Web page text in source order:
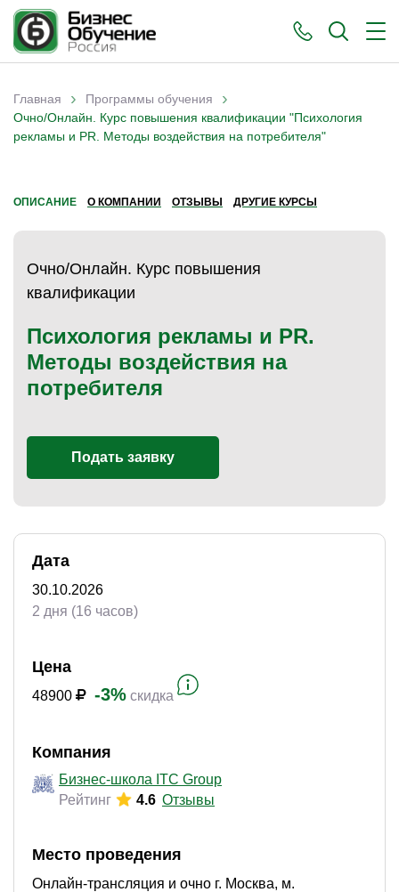
Вы здесь
Главная › Программы обучения ›
Очно/Онлайн. Курс повышения квалификации "Психология
рекламы и PR. Методы воздействия на потребителя"
ОПИСАНИЕ О КОМПАНИИ ОТЗЫВЫ ДРУГИЕ КУРСЫ
Очно/Онлайн. Курс повышения
квалификации
Психология рекламы и PR.
Методы воздействия на
потребителя
Подать заявку
Дата
30.10.2026
2 дня (16 часов)
Цена
48900 -3% скидка
Компания
Бизнес-школа ITC Group
Рейтинг
4.6 Отзывы
Место проведения
Онлайн-трансляция и очно г. Москва, м.